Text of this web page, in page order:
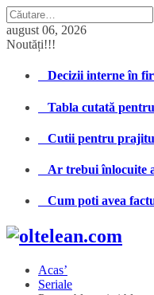
Caută
după:
august 06, 2026
Noutăți!!!
Decizii interne în
Tabla cutată
Cutii pentru
Ar trebui înlocuite
Cum poti avea
Acas’
Seriale